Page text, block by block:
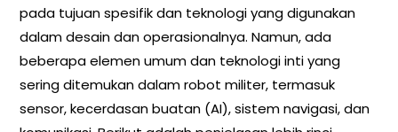
pada tujuan spesifik dan teknologi yang digunakan
dalam desain dan operasionalnya. Namun, ada
beberapa elemen umum dan teknologi inti yang
sering ditemukan dalam robot militer, termasuk
sensor, kecerdasan buatan (AI), sistem navigasi, dan